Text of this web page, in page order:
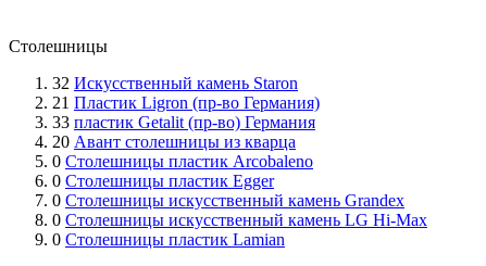
Столешницы
32 Искусственный камень Staron
21 Пластик Ligron (пр-во Германия)
33 пластик Getalit (пр-во) Германия
20 Авант столешницы из кварца
0 Столешницы пластик Arcobaleno
0 Столешницы пластик Egger
0 Столешницы искусственный камень Grandex
0 Столешницы искусственный камень LG Hi-Max
0 Столешницы пластик Lamian